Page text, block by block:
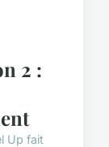
2 :
Up fait